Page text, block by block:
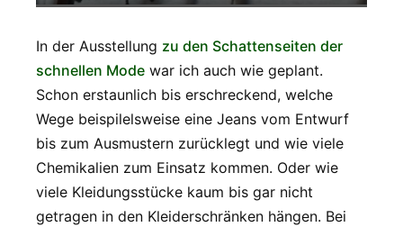
In der Ausstellung zu den Schattenseiten der
schnellen Mode war ich auch wie geplant.
Schon erstaunlich bis erschreckend, welche
Wege beispilelsweise eine Jeans vom Entwurf
bis zum Ausmustern zurücklegt und wie viele
Chemikalien zum Einsatz kommen. Oder wie
viele Kleidungsstücke kaum bis gar nicht
getragen in den Kleiderschränken hängen. Bei